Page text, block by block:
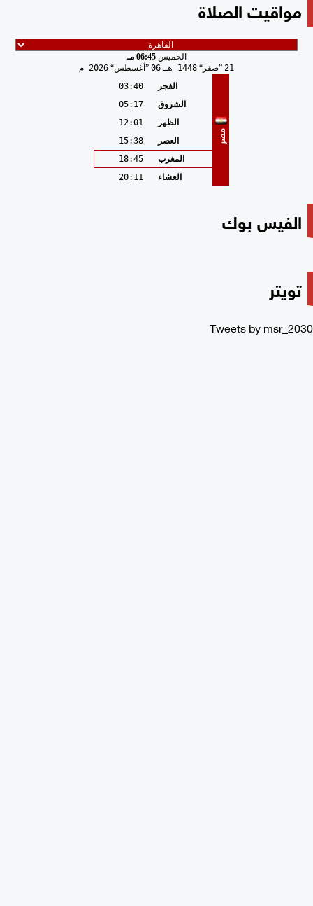
مواقيت الصلاة
الخميس06:45 مـ
21 صفر 1448 هـ 06 أغسطس 2026 م
مصر
الفجر
03:40
الشروق
05:17
الظهر
12:01
العصر
15:38
المغرب
18:45
العشاء
20:11
الفيس بوك
تويتر
Tweets by msr_2030